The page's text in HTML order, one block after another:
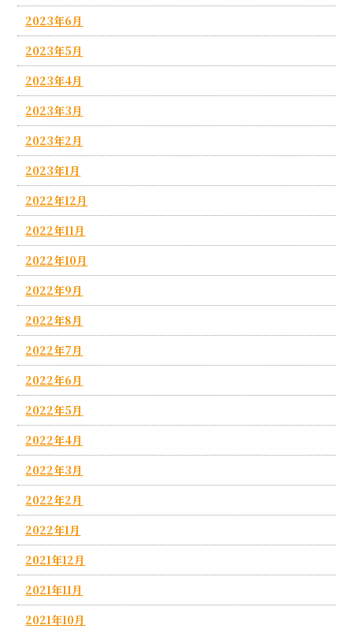
2023年6月
2023年5月
2023年4月
2023年3月
2023年2月
2023年1月
2022年12月
2022年11月
2022年10月
2022年9月
2022年8月
2022年7月
2022年6月
2022年5月
2022年4月
2022年3月
2022年2月
2022年1月
2021年12月
2021年11月
2021年10月